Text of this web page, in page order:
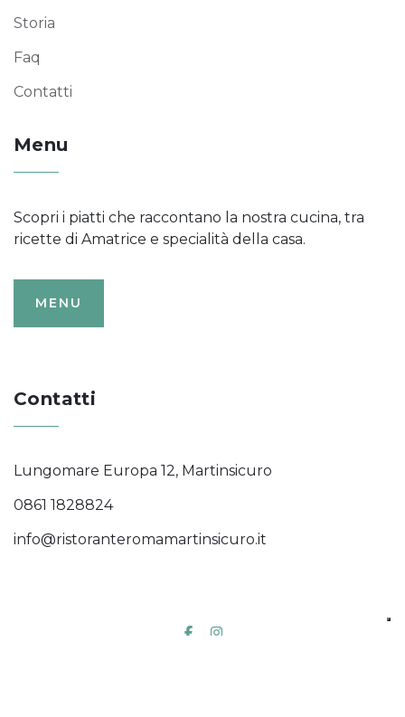
Storia
Faq
Contatti
Menu
Scopri i piatti che raccontano la nostra cucina, tra
ricette di Amatrice e specialità della casa.
MENU
Contatti
Lungomare Europa 12, Martinsicuro
0861 1828824
info@ristoranteromamartinsicuro.it